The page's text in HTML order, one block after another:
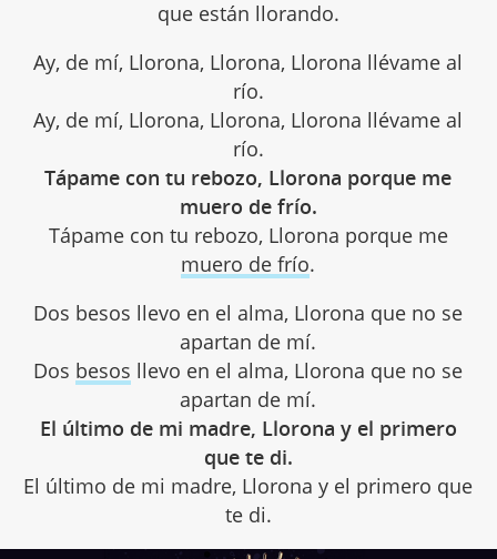
que están llorando.
Ay, de mí, Llorona, Llorona, Llorona llévame al
río.
Ay, de mí, Llorona, Llorona, Llorona llévame al
río.
Tápame con tu rebozo, Llorona porque me
muero de frío.
Tápame con tu rebozo, Llorona porque me
muero de frío.
Dos besos llevo en el alma, Llorona que no se
apartan de mí.
Dos besos llevo en el alma, Llorona que no se
apartan de mí.
El último de mi madre, Llorona y el primero
que te di.
El último de mi madre, Llorona y el primero que
te di.